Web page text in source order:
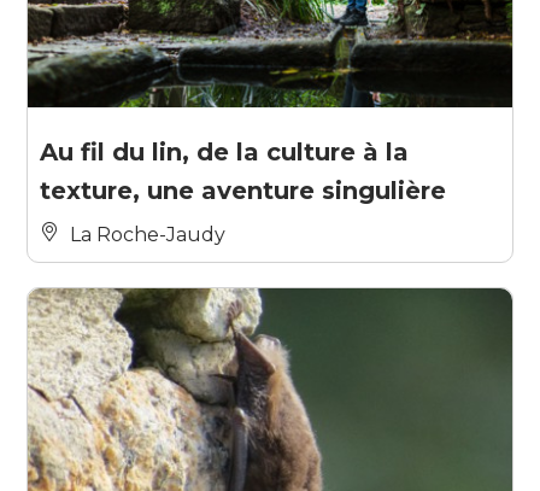
Au fil du lin, de la culture à la
texture, une aventure singulière
La Roche-Jaudy